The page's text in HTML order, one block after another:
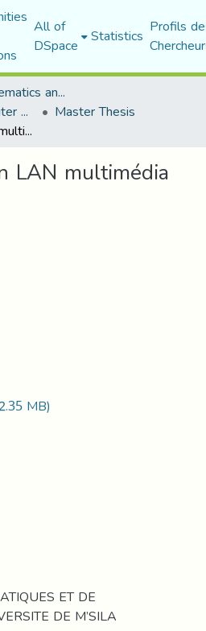
All of
DSpace Statistics Profils
Faculty of Mathematics and Computer Science
Department of Computer Science Master Thesis
Conception d’un LAN multimédia sur CPL
LAN multimédia
MB)
ET DE
DE M’SILA